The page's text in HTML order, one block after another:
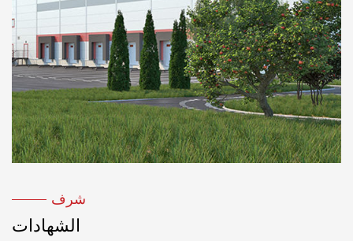
النظام الهيدروليكي للأداة الآلية. أضف جهاز حماية
هيدروليكي أوتوماتيكي إلى أداة الآلة لتجعل أداة الآلة
تضبط السرعة تلقائيًا. يتم توحيد سرعة الآلة بعد بدء
العمل، مما يزيل العيوب التقليدية لقلع الأسنان. ويكون
الإنتاج أعلى بمقدار الثلث من المنتجات المماثلة، مما يوفر
حوالي 30-40% من شفرات المنشار الشريطي. يعد
النظام الهيدروليكي جزءًا أساسيًا من آلة النشر. وقد أنتج
شرف
الشهادات